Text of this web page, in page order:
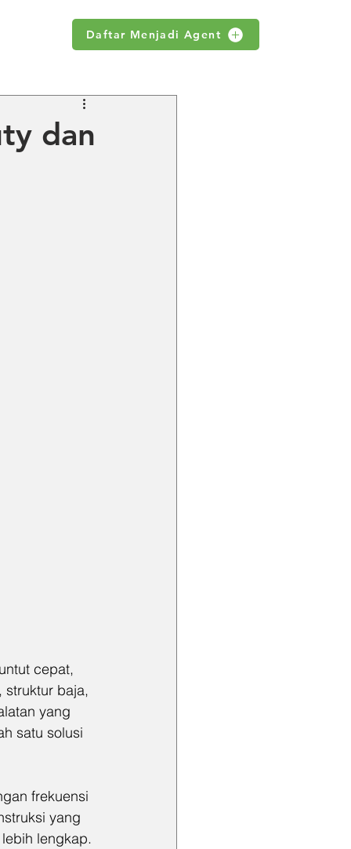
Daftar Menjadi Agent
dan
cepat,
struktur baja,
yang
satu solusi
frekuensi
yang
lengkap.